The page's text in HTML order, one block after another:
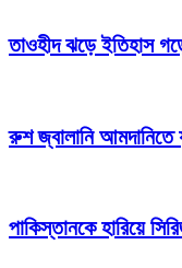
তাওহীদ ঝড়ে ইতিহাস
রুশ জ্বালানি আমদানিতে
পাকিস্তানকে হারিয়ে